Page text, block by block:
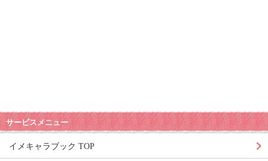
サービスメニュー
イメキャラブック TOP